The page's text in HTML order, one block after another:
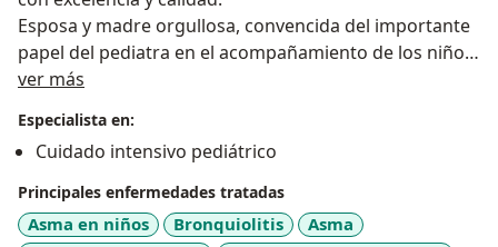
Esposa y madre orgullosa, convencida del importante
papel del pediatra en el acompañamiento de los niños
y sus familias.
ver más
Especialista en:
Cuidado intensivo pediátrico
Principales enfermedades tratadas
Asma en niños Bronquiolitis
Asma